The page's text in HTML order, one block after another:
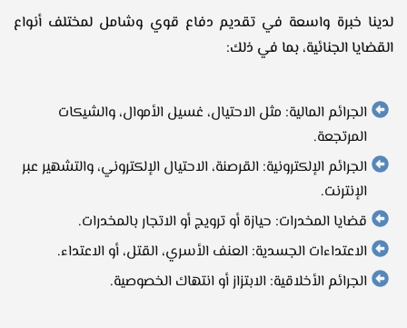
لدينا خبرة واسعة في تقديم دفاع قوي وشامل لمختلف أنواع
القضايا الجنائية، بما في ذلك:
الجرائم المالية: مثل الاحتيال، غسيل الأموال، والشيكات
المرتجعة.
الجرائم الإلكترونية: القرصنة، الاحتيال الإلكتروني، والتشهير عبر
الإنترنت.
قضايا المخدرات: حيازة أو ترويج أو الاتجار بالمخدرات.
الاعتداءات الجسدية: العنف الأسري، القتل، أو الاعتداء.
الجرائم الأخلاقية: الابتزاز أو انتهاك الخصوصية.